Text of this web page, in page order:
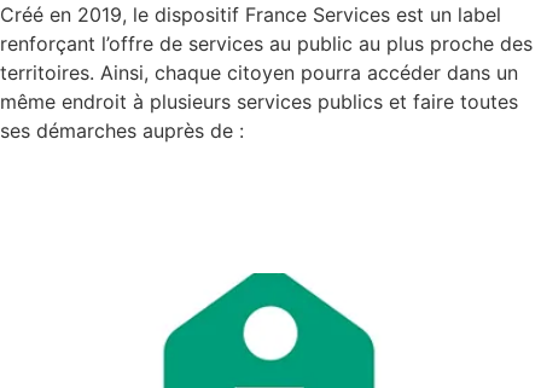
Créé en 2019, le dispositif France Services est un label
renforçant l’offre de services au public au plus proche des
territoires. Ainsi, chaque citoyen pourra accéder dans un
même endroit à plusieurs services publics et faire toutes
ses démarches auprès de :